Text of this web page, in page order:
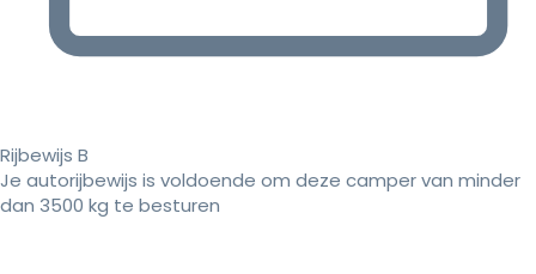
Rijbewijs B
Je autorijbewijs is voldoende om deze camper van minder
dan 3500 kg te besturen